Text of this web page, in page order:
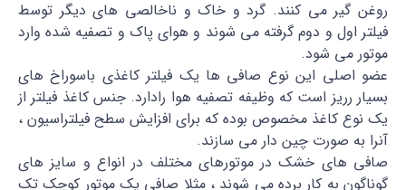
روغن گیر می کنند. گرد و خاک و ناخالصی های دیگر توسط
فیلتر اول و دوم گرفته می شوند و هوای پاک و تصفیه شده وارد
موتور می شود.
عضو اصلی این نوع صافی ها یک فیلتر کاغذی باسوراخ های
بسیار رریز است که وظیفه تصفیه هوا رادارد. جنس کاغذ فیلتر از
یک نوع کاغذ مخصوص بوده که برای افزایش سطح فیلتراسیون ،
آنرا به صورت چین دار می سازند.
صافی های خشک در موتورهای مختلف در انواع و سایز های
گوناگون به کار برده می شوند ، مثلا صافی یک موتور کوچک تک